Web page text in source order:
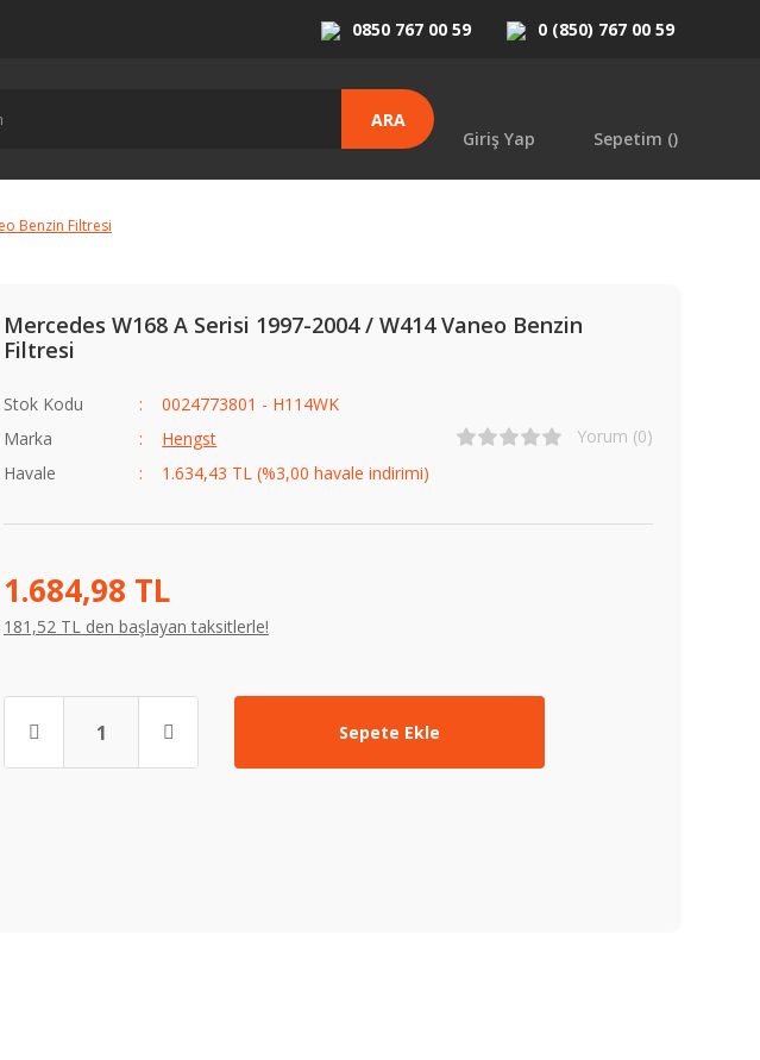
0850 767 00 59 0 (850) 767 00 59
ARA
Giriş Yap
Sepetim ()
Benzin Filtresi
Mercedes W168 A Serisi 1997-2004 / W414 Vaneo Benzin
Filtresi
Stok Kodu
0024773801 - H114WK
Marka
Hengst
Havale
1.634,43 TL (%3,00 havale indirimi)
Yorum (0)
1.684,98 TL
181,52 TL den başlayan taksitlerle!
Sepete Ekle